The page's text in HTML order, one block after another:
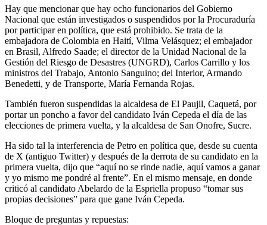
Hay que mencionar que hay ocho funcionarios del Gobierno
Nacional que están investigados o suspendidos por la Procuraduría
por participar en política, que está prohibido. Se trata de la
embajadora de Colombia en Haití, Vilma Velásquez; el embajador
en Brasil, Alfredo Saade; el director de la Unidad Nacional de la
Gestión del Riesgo de Desastres (UNGRD), Carlos Carrillo y los
ministros del Trabajo, Antonio Sanguino; del Interior, Armando
Benedetti, y de Transporte, María Fernanda Rojas.
También fueron suspendidas la alcaldesa de El Paujil, Caquetá, por
portar un poncho a favor del candidato Iván Cepeda el día de las
elecciones de primera vuelta, y la alcaldesa de San Onofre, Sucre.
Ha sido tal la interferencia de Petro en política que, desde su cuenta
de X (antiguo Twitter) y después de la derrota de su candidato en la
primera vuelta, dijo que “aquí no se rinde nadie, aquí vamos a ganar
y yo mismo me pondré al frente”. En el mismo mensaje, en donde
criticó al candidato Abelardo de la Espriella propuso “tomar sus
propias decisiones” para que gane Iván Cepeda.
Bloque de preguntas y repuestas: